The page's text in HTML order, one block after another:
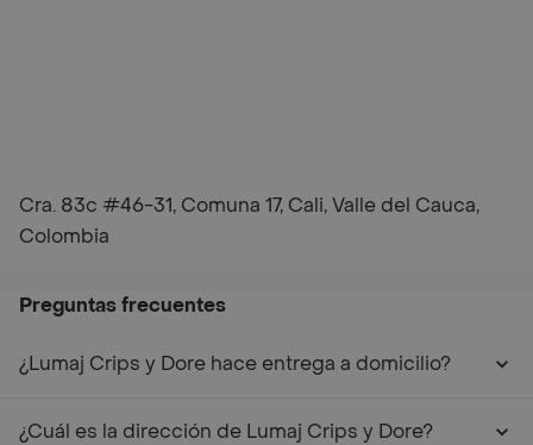
Cra. 83c #46-31, Comuna 17, Cali, Valle del Cauca,
Colombia
Preguntas frecuentes
¿Lumaj Crips y Dore hace entrega a domicilio?
¿Cuál es la dirección de Lumaj Crips y Dore?